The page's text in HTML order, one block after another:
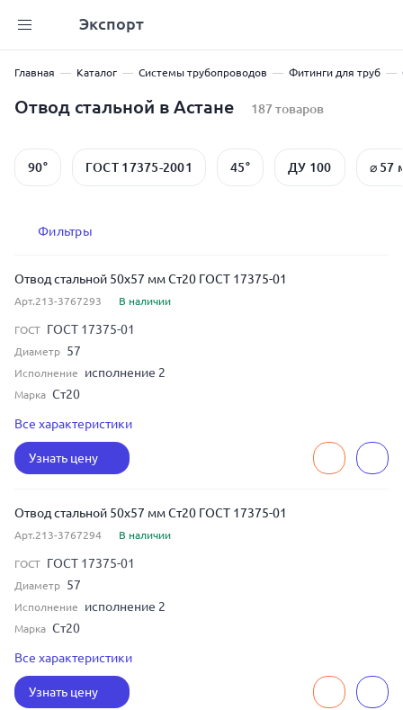
Экспорт
Главная Каталог Системы трубопроводов Фитинги для труб
Отвод стальной в Астане 187 товаров
90° ГОСТ 17375-2001 45° ДУ 100 ⌀ 57
Фильтры
Отвод стальной 50x57 мм Ст20 ГОСТ 17375-01
Арт.213-3767293 В наличии
ГОСТ ГОСТ 17375-01
Диаметр 57
Исполнение исполнение 2
Марка Ст20
Условный диаметр 50
Все характеристики
Узнать цену
Отвод стальной 50x57 мм Ст20 ГОСТ 17375-01
Арт.213-3767294 В наличии
ГОСТ ГОСТ 17375-01
Диаметр 57
Исполнение исполнение 2
Марка Ст20
Условный диаметр 50
Все характеристики
Узнать цену